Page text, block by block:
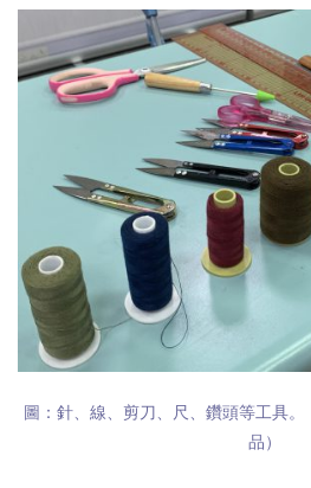
圖：針、線、剪刀、尺、鑽頭等工具
品）